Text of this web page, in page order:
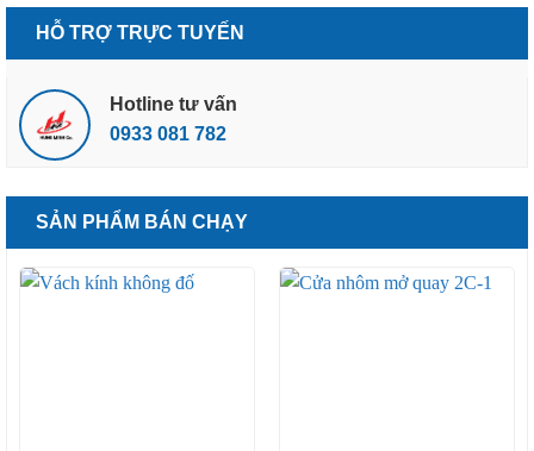
HỖ TRỢ TRỰC TUYẾN
Hotline tư vấn
0933 081 782
SẢN PHẨM BÁN CHẠY